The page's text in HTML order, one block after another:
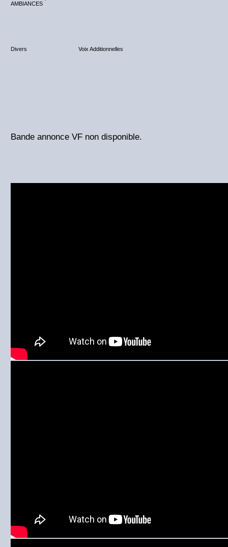
AMBIANCES
Divers Voix Additionnelles
Bande annonce VF non disponible.